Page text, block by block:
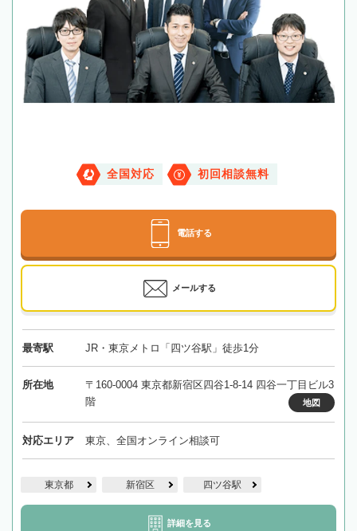
全国対応 初回相談無料
電話する
メールする
最寄駅 JR・東京メトロ「四ツ谷駅」徒歩1分
所在地
〒160-0004 東京都新宿区四谷1-8-14 四谷一丁目ビル3
階
地図
対応エリア 東京、全国オンライン相談可
東京都 新宿区 四ツ谷駅
詳細を見る